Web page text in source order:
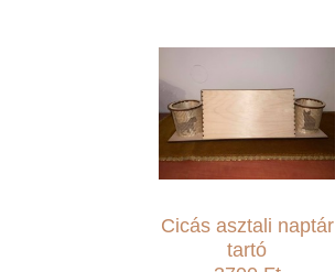
Cicás asztali naptár
tartó